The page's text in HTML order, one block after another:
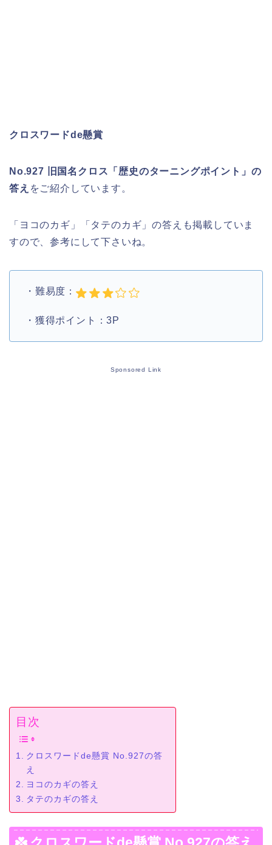
クロスワードde懸賞
No.927 旧国名クロス「歴史のターニングポイント」の
答え をご紹介しています。
「ヨコのカギ」「タテのカギ」の答えも掲載していま
すので、参考にして下さいね。
・難易度：
・獲得ポイント：3P
Sponsored Link
目次
クロスワードde懸賞 No.927の答
え
ヨコのカギの答え
タテのカギの答え